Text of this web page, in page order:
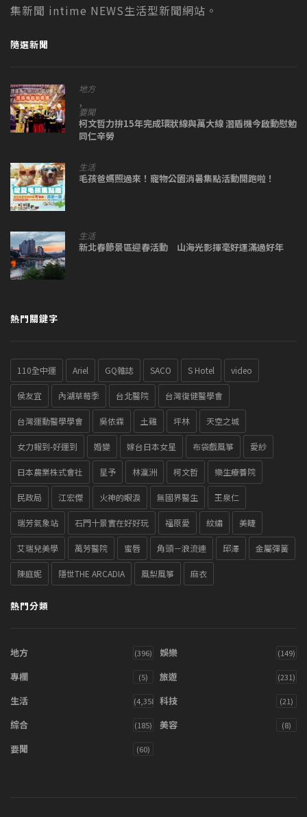
集新聞 intime NEWS生活型新聞網站。
隨選新聞
地方
,
要聞
柯文哲力拚15年完成環狀線與萬大線 潛盾機今啟動慰勉
同仁辛勞
生活
毛孩爸媽照過來！寵物公園消暑集點活動開跑啦！
生活
新北春節景區迎春活動 山海光影揮毫好運滿過好年
熱門關鍵字
110全中運 Ariel GQ雜誌 SACO S Hotel video
侯友宜 內湖草莓季 台北醫院 台灣復健醫學會
台灣運動醫學學會 吳依霖 土雞 坪林 天空之城
女力報到-好運到 婚變 嫁台日本女星 布袋戲風箏 愛紗
日本農業株式會社 星予 林瀛洲 柯文哲 樂生療養院
民政局 江宏傑 火神的眼淚 無國界醫生 王泉仁
瑞芳氣象站 石門十景實在好好玩 福原愛 紋繡 美睫
艾瑞兒美學 萬芳醫院 蜜唇 角頭－浪流連 邱澤 金屬彈簧
陳庭妮 隱世THE ARCADIA 風梨風箏 麻衣
熱門分類
地方 (396) 娛樂 (149)
專欄 (5) 旅遊 (231)
生活 (4,358) 科技 (21)
綜合 (185) 美容 (8)
要聞 (60)